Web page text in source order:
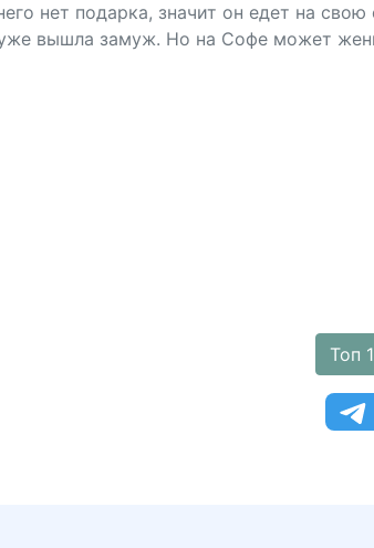
нет подарка, значит он едет на свою
вышла замуж. Но на Софе может
Топ